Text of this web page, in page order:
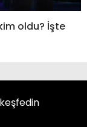
oldu? İşte